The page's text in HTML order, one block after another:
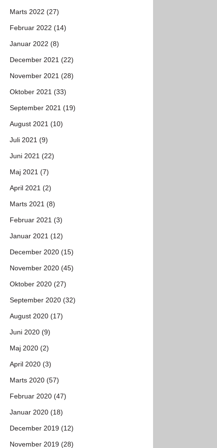
Marts 2022 (27)
Februar 2022 (14)
Januar 2022 (8)
December 2021 (22)
November 2021 (28)
Oktober 2021 (33)
September 2021 (19)
August 2021 (10)
Juli 2021 (9)
Juni 2021 (22)
Maj 2021 (7)
April 2021 (2)
Marts 2021 (8)
Februar 2021 (3)
Januar 2021 (12)
December 2020 (15)
November 2020 (45)
Oktober 2020 (27)
September 2020 (32)
August 2020 (17)
Juni 2020 (9)
Maj 2020 (2)
April 2020 (3)
Marts 2020 (57)
Februar 2020 (47)
Januar 2020 (18)
December 2019 (12)
November 2019 (28)